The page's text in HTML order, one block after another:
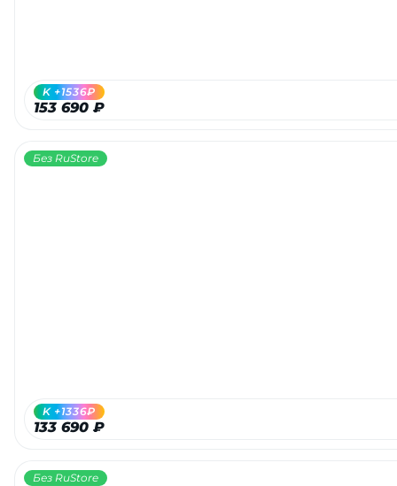
153 690 ₽
K +1536₽
Без RuStore
133 690 ₽
K +1336₽
Без RuStore